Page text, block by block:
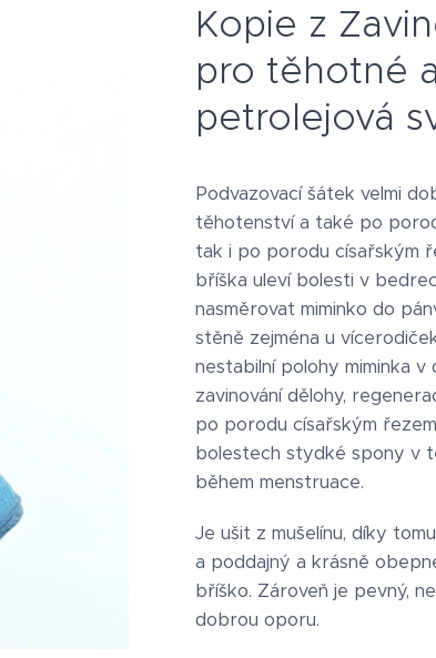
Kopie z
pro těhotné
petrolejová
Podvazovací šátek velmi
těhotenství a také po
tak i po porodu císařským
bříška uleví bolesti v
nasměrovat miminko do
stěně zejména u
nestabilní polohy miminka v
zavinování dělohy,
po porodu císařským
bolestech stydké spony v
během menstruace.
Je ušit z mušelínu, díky
a poddajný a krásně
bříško. Zároveň je pevný,
dobrou oporu.